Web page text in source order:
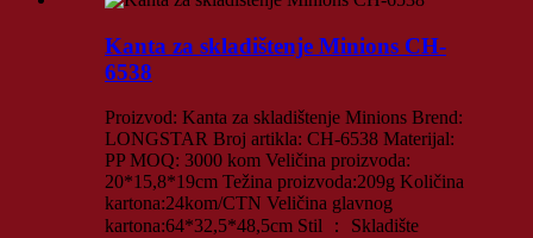
Kanta za skladištenje Minions CH-
6538
Proizvod: Kanta za skladištenje Minions Brend:
LONGSTAR Broj artikla: CH-6538 Materijal:
PP MOQ: 3000 kom Veličina proizvoda:
20*15,8*19cm Težina proizvoda:209g Količina
kartona:24kom/CTN Veličina glavnog
kartona:64*32,5*48,5cm Stil ： Skladište